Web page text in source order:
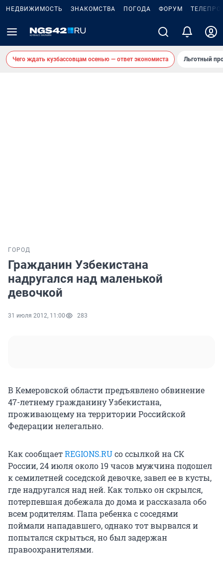
НЕДВИЖИМОСТЬ ЗНАКОМСТВА ПОГОДА ФОРУМ
Чего ждать кузбассовцам осенью — ответ экономиста Льготный
ГОРОД
Гражданин Узбекистана
надругался над маленькой
девочкой
31 июля 2012, 11:00 283
В Кемеровской области предъявлено обвинение
47-летнему гражданину Узбекистана,
проживающему на территории Российской
Федерации нелегально.
Как сообщаетREGIONS.RUсо ссылкой на СК
России, 24 июля около 19 часов мужчина подошел
к семилетней соседской девочке, завел ее в кусты,
где надругался над ней. Как только он скрылся,
потерпевшая добежала до дома и рассказала обо
всем родителям. Папа ребенка с соседями
поймали нападавшего, однако тот вырвался и
попытался скрыться, но был задержан
правоохранителями.